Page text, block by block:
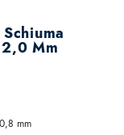
Mm
mm